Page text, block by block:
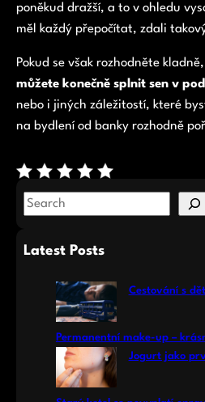
poněkud dražší, a to v ohledu
měl každý přepočítat, zdali
Pokud se však rozhodněte
můžete konečně splnit sen v
nebo i jiných záležitostí, které
na bydlení od banky rozhodně
S
aLatest Posts
Cestování s
Permanentní make-up –
Jogurt jako